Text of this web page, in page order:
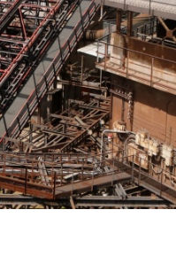
im Hintergrund